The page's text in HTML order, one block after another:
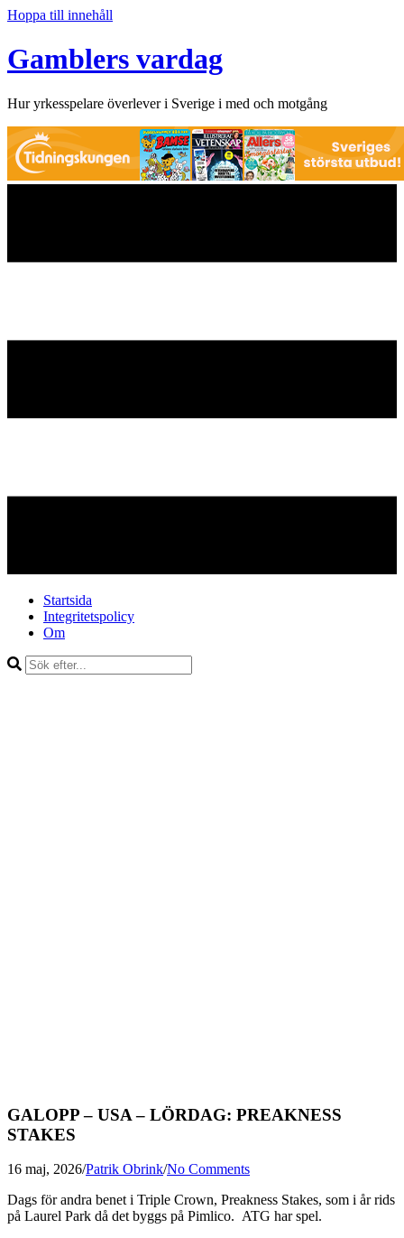
Hoppa till innehåll
Gamblers vardag
Hur yrkesspelare överlever i Sverige i med och motgång
Startsida
Integritetspolicy
Om
GALOPP – USA – LÖRDAG: PREAKNESS
STAKES
16 maj, 2026/Patrik Obrink/No Comments
Dags för andra benet i Triple Crown, Preakness Stakes, som i år rids
på Laurel Park då det byggs på Pimlico. ATG har spel.